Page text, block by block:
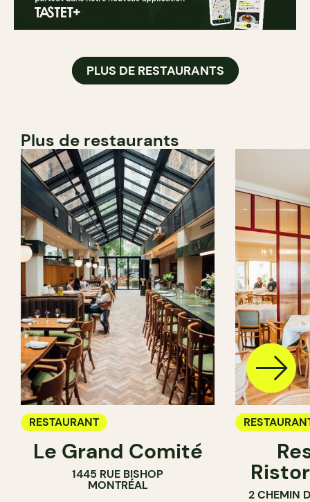
PLUS DE RESTAURANTS
Plus de restaurants
RESTAURANT
Le Grand Comité
1445 RUE BISHOP
MONTRÉAL
2 CHEMIN